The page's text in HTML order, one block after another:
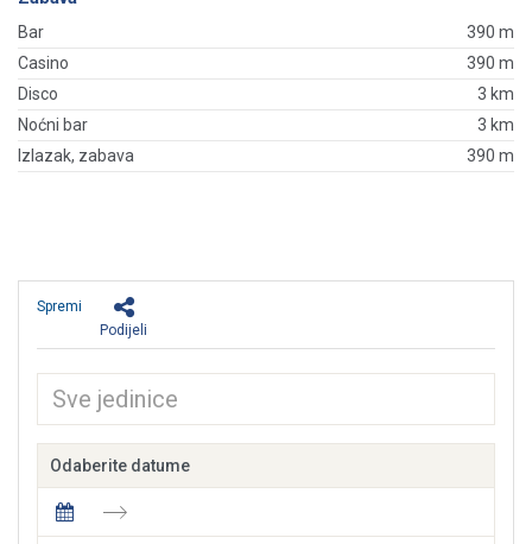
Bar
390 m
Casino
390 m
Disco
3 km
Noćni bar
3 km
Izlazak, zabava
390 m
Podijeli
Spremi
Odaberite datume